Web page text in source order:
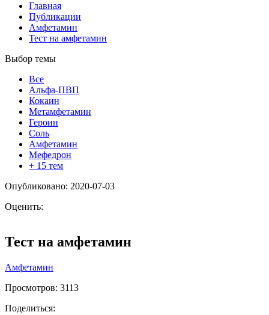
Главная
Публикации
Амфетамин
Тест на амфетамин
Выбор темы
Все
Альфа-ПВП
Кокаин
Метамфетамин
Героин
Соль
Амфетамин
Мефедрон
+ 15 тем
Опубликовано: 2020-07-03
Оценить:
Тест на амфетамин
Амфетамин
Просмотров: 3113
Поделиться: